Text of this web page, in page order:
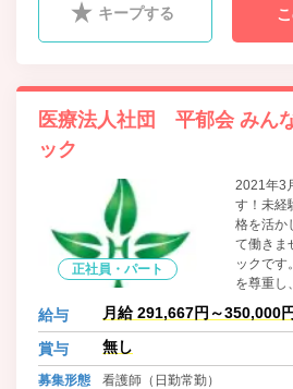
キープする
医療法人社団 平郁会 みん
ック
正社員・パート
2021年3
す！未経
格を活か
て働きま
ックです
を尊重し
だけで
させるた
給与
月給 291,667円～350,000
給）
賞与 無し
募集形態
看護師（日勤常勤）